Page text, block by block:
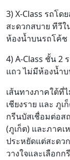
3) X-Class รถโ
สะดวกสบาย ทีวีใ
ห้องน้ำบนรถโค้ช
4) A-Class ชั้น 2
แถว ไม่มีห้องน้ำ
เส้นทางภาคใต้ที่
เชียงราย และ ภู
กรีนบัสเชื่อมต่อส
(ภูเก็ต) และภาคเ
ประหยัดแต่สะดว
วางใจและเลือกก